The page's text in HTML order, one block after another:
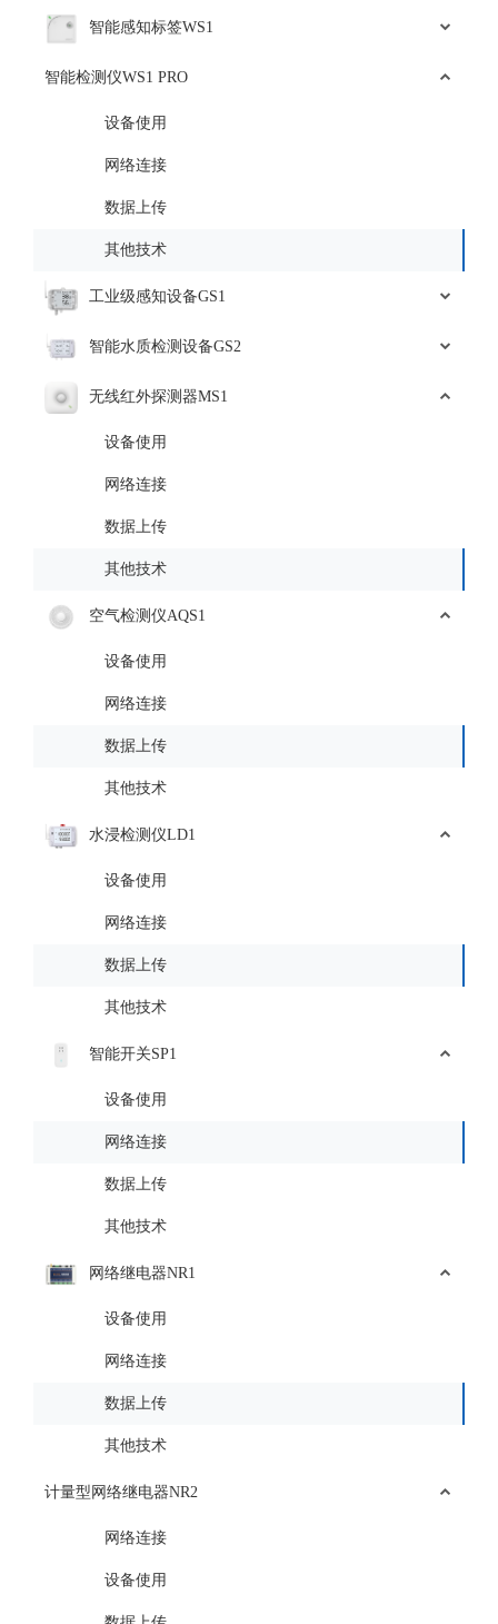
智能感知标签WS1
智能检测仪WS1 PRO
设备使用
网络连接
数据上传
其他技术
工业级感知设备GS1
智能水质检测设备GS2
无线红外探测器MS1
设备使用
网络连接
数据上传
其他技术
空气检测仪AQS1
设备使用
网络连接
数据上传
其他技术
水浸检测仪LD1
设备使用
网络连接
数据上传
其他技术
智能开关SP1
设备使用
网络连接
数据上传
其他技术
网络继电器NR1
设备使用
网络连接
数据上传
其他技术
计量型网络继电器NR2
网络连接
设备使用